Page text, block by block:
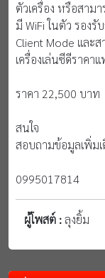
ตัวเครื่อง หรือสาม
มี WiFi ในตัว รองรั
Client Mode และ
เครื่องเล่นซีดีราคา
ราคา 22,500 บาท
สนใจ
สอบถามข้อมูลเพิ่ม
0995017814
ผู้โพสต์ :ลุงยิ้ม